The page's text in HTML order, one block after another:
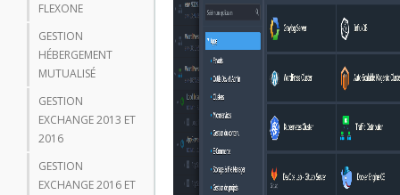
FLEXONE
GESTION
HÉBERGEMENT
MUTUALISÉ
GESTION
EXCHANGE 2013 ET
2016
GESTION
EXCHANGE 2016 ET